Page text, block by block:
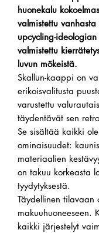
huonekalu
valmistettu vanhasta
upcycling-ideologian
valmistettu
luvun mökeistä.
Skallun-kaappi on
erikoisvalitusta
varustettu
täydentävät sen
Se sisältää kaikki
ominaisuudet:
materiaalien
on takuu korkeasta
tyydytyksestä.
Täydellinen tilavaan
makuuhuoneeseen.
kaikki järjestelyt